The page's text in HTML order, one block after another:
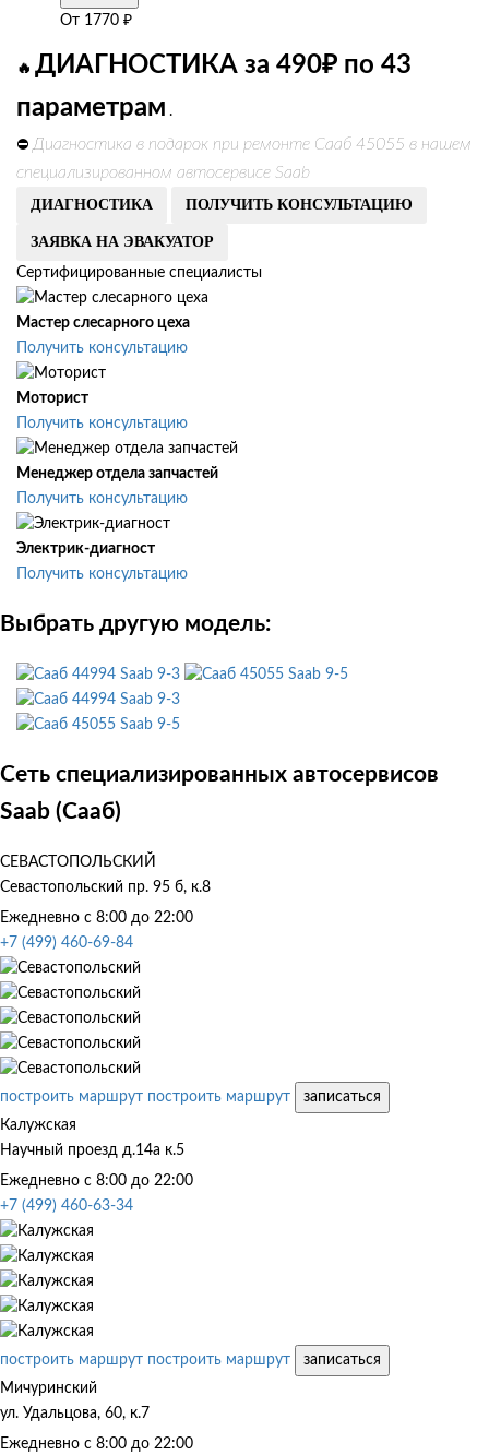
От 1770 ₽
🔥 ДИАГНОСТИКА за 490₽ по 43
параметрам .
⛔ Диагностика в подарок при ремонте Сааб 45055 в нашем
специализированном автосервисе Saab
ДИАГНОСТИКА ПОЛУЧИТЬ КОНСУЛЬТАЦИЮ
ЗАЯВКА НА ЭВАКУАТОР
Сертифицированные специалисты
Мастер слесарного цеха
Получить консультацию
Моторист
Получить консультацию
Менеджер отдела запчастей
Получить консультацию
Электрик-диагност
Получить консультацию
Выбрать другую модель:
Saab 9-3
Saab 9-5
Saab 9-3
Saab 9-5
Сеть специализированных автосервисов
Saab (Сааб)
СЕВАСТОПОЛЬСКИЙ
Севастопольский пр. 95 б, к.8
Ежедневно с 8:00 до 22:00
+7 (499) 460-69-84
построить маршрут построить маршрут
записаться
Калужская
Научный проезд д.14а к.5
Ежедневно с 8:00 до 22:00
+7 (499) 460-63-34
построить маршрут построить маршрут
записаться
Мичуринский
ул. Удальцова, 60, к.7
Ежедневно с 8:00 до 22:00